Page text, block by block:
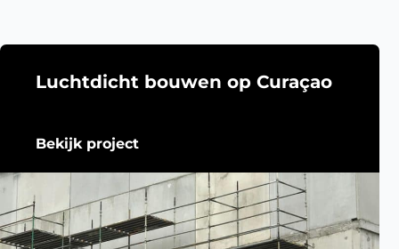
Luchtdicht bouwen op Curaçao
Bekijk project